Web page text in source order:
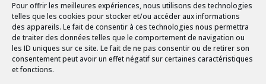
Pour offrir les meilleures expériences, nous utilisons des technologies
telles que les cookies pour stocker et/ou accéder aux informations
des appareils. Le fait de consentir à ces technologies nous permettra
de traiter des données telles que le comportement de navigation ou
les ID uniques sur ce site. Le fait de ne pas consentir ou de retirer son
consentement peut avoir un effet négatif sur certaines caractéristiques
et fonctions.
Mon compte
Panier
Livraison et retour